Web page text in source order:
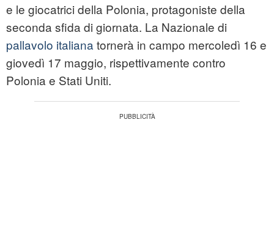
e le giocatrici della Polonia, protagoniste della
seconda sfida di giornata. La Nazionale di
pallavolo italiana tornerà in campo mercoledì 16 e
giovedì 17 maggio, rispettivamente contro
Polonia e Stati Uniti.